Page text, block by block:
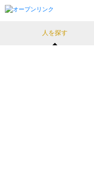
人を探す